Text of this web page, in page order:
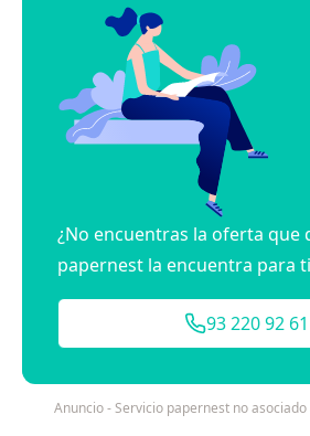
¿No encuentras la oferta que
papernest la encuentra para ti
93 220 92 61
Anuncio - Servicio papernest no